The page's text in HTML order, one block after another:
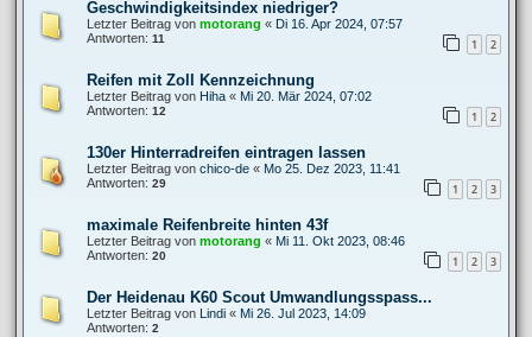
Geschwindigkeitsindex niedriger?
Letzter Beitrag von motorang « Di 16. Apr 2024, 07:57
Antworten: 11 1 2
Reifen mit Zoll Kennzeichnung
Letzter Beitrag von Hiha « Mi 20. Mär 2024, 07:02
Antworten: 12 1 2
130er Hinterradreifen eintragen lassen
Letzter Beitrag von chico-de « Mo 25. Dez 2023, 11:41
Antworten: 29 1 2 3
maximale Reifenbreite hinten 43f
Letzter Beitrag von motorang « Mi 11. Okt 2023, 08:46
Antworten: 20 1 2 3
Der Heidenau K60 Scout Umwandlungsspass...
Letzter Beitrag von Lindi « Mi 26. Jul 2023, 14:09
Antworten: 2